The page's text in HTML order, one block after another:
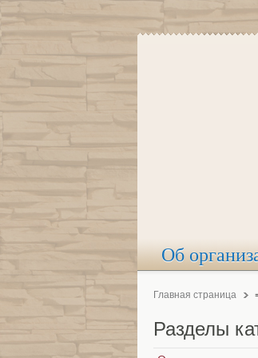
Об
Главная страница
Разделы